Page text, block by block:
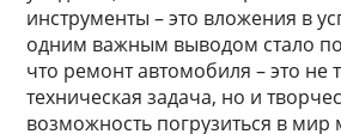
инструменты – это вложения в
одним важным выводом стало
что ремонт автомобиля – это не
техническая задача, но и
возможность погрузиться в мир